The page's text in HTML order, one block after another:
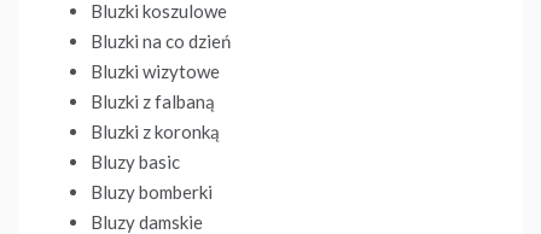
Bluzki koszulowe
Bluzki na co dzień
Bluzki wizytowe
Bluzki z falbaną
Bluzki z koronką
Bluzy basic
Bluzy bomberki
Bluzy damskie